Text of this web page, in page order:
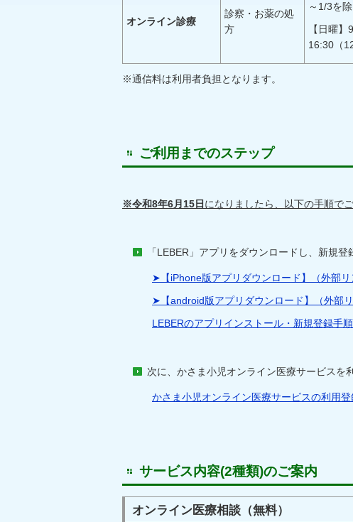
オンライン診療
診察・お薬の処
方
～1/3を除
【日曜
16:30（
※通信料は利用者負担となります。
ご利用までのステップ
※令和8年6月15日 になりましたら、以下の手順で
「LEBER」アプリをダウンロードし、新規
➤【iPhone版アプリダウンロード】（外部
➤【android版アプリダウンロード】（外部
LEBERのアプリインストール・新規登録手順
次に、かさま小児オンライン医療サービスを
かさま小児オンライン医療サービスの利用登
サービス内容(2種類)のご案内
オンライン医療相談（無料）